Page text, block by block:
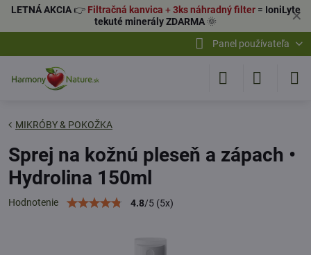
✕
LETNÁ AKCIA👉 Filtračná kanvica +3ks náhradný filter= IoniLyte
tekuté minerály ZDARMA 🌞
Panel používateľa
MIKRÓBY & POKOŽKA
Sprej na kožnú pleseň a zápach •
Hydrolina 150ml
Hodnotenie 4.8/5 (5x)